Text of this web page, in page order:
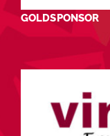
GOLDSPONSOR